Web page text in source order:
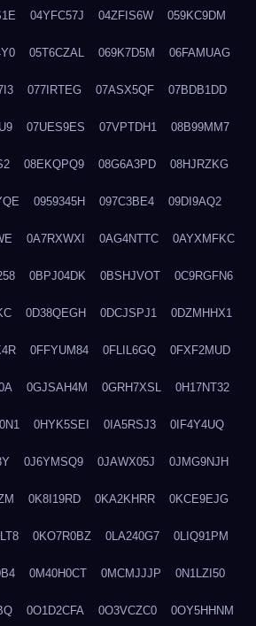
04YFC57J 04ZFIS6W 059KC9DM
05T6CZAL 069K7D5M 06FAMUAG
077IRTEG 07ASX5QF 07BDB1DD
07UES9ES 07VPTDH1 08B99MM7
08EKQPQ9 08G6A3PD 08HJRZKG
0959345H 097C3BE4 09DI9AQ2
0A7RXWXI 0AG4NTTC 0AYXMFKC
0BPJ04DK 0BSHJVOT 0C9RGFN6
0D38QEGH 0DCJSPJ1 0DZMHHX1
0FFYUM84 0FLIL6GQ 0FXF2MUD
0GJSAH4M 0GRH7XSL 0H17NT32
0HYK5SEI 0IA5RSJ3 0IF4Y4UQ
0J6YMSQ9 0JAWX05J 0JMG9NJH
0K8I19RD 0KA2KHRR 0KCE9EJG
0KO7R0BZ 0LA240G7 0LIQ91PM
0M40H0CT 0MCMJJJP 0N1LZI50
0O1D2CFA 0O3VCZC0 0OY5HHNM